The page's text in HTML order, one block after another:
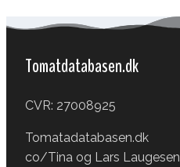
Tomatdatabasen.dk
CVR: 27008925
Tomatadatabasen.dk
co/Tina og Lars Laugesen